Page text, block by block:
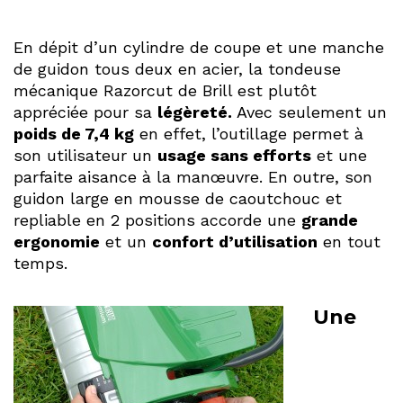
En dépit d’un cylindre de coupe et une manche
de guidon tous deux en acier, la tondeuse
mécanique Razorcut de Brill est plutôt
appréciée pour sa légèreté. Avec seulement un
poids de 7,4 kg en effet, l’outillage permet à
son utilisateur un usage sans efforts et une
parfaite aisance à la manœuvre. En outre, son
guidon large en mousse de caoutchouc et
repliable en 2 positions accorde une grande
ergonomie et un confort d’utilisation en tout
temps.
Une